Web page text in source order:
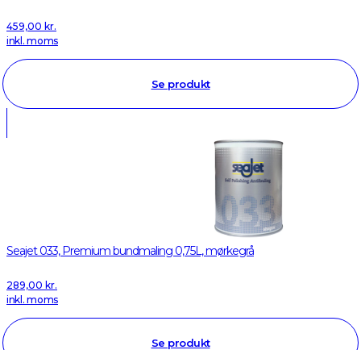
459,00 kr.
inkl. moms
Se produkt
Seajet 033, Premium bundmaling 0,75L, mørkegrå
289,00 kr.
inkl. moms
Se produkt